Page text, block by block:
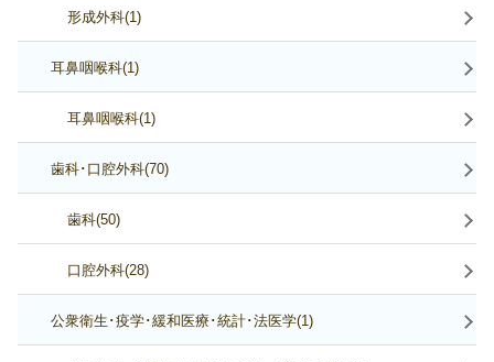
形成外科(1)
耳鼻咽喉科(1)
耳鼻咽喉科(1)
歯科･口腔外科(70)
歯科(50)
口腔外科(28)
公衆衛生･疫学･緩和医療･統計･法医学(1)